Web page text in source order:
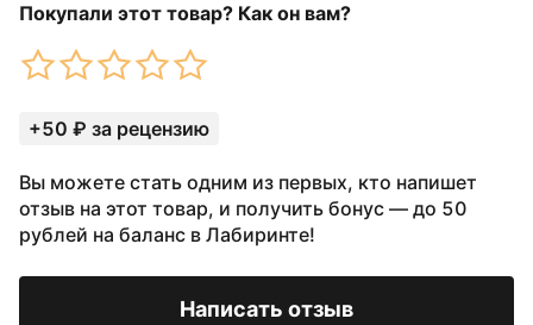
Покупали этот товар? Как он вам?
+50 ₽ за рецензию
Вы можете стать одним из первых, кто напишет
отзыв на этот товар, и получить бонус — до 50
рублей на баланс в Лабиринте!
Написать отзыв